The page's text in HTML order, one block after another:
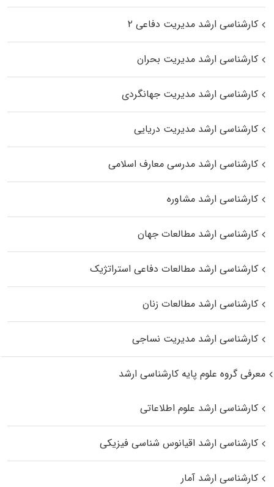
کارشناسی ارشد مدیریت دفاعی ۲
کارشناسی ارشد مدیریت بحران
کارشناسی ارشد مدیریت جهانگردی
کارشناسی ارشد مدیریت دریایی
کارشناسی ارشد مدرسی معارف اسلامی
کارشناسی ارشد مشاوره
کارشناسی ارشد مطالعات جهان
کارشناسی ارشد مطالعات دفاعی استراتژیک
کارشناسی ارشد مطالعات زنان
کارشناسی ارشد مدیریت نساجی
معرفی گروه علوم پایه کارشناسی ارشد
کارشناسی ارشد علوم اطلاعاتی
کارشناسی ارشد اقیانوس‌ شناسی فیزیکی
کارشناسی ارشد آمار